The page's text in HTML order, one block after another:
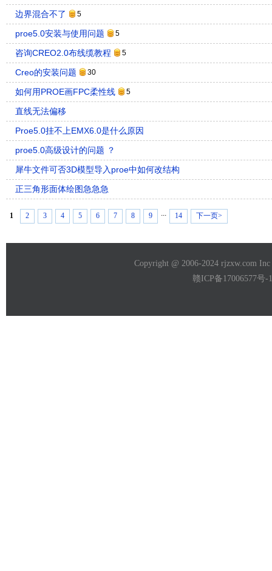
边界混合不了
5
proe5.0安装与使用问题 5
咨询CREO2.0布线缆教程 5
Creo的安装问题 30
如何用PROE画FPC柔性线 5
直线无法偏移
Proe5.0挂不上EMX6.0是什么原因
proe5.0高级设计的问题 ？
犀牛文件可否3D模型导入proe中如何改结构
正三角形面体绘图急急急
1 2 3 4 5 6 7 8 9 ... 14 下一页>
Copyright @ 2006-2024 rjzxw.com
赣ICP备17006577号-